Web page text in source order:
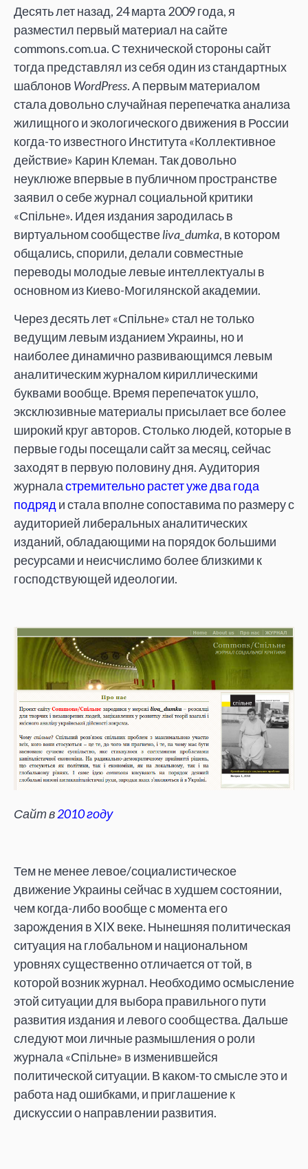
Десять лет назад, 24 марта 2009 года, я
разместил первый материал на сайте
commons.com.ua. С технической стороны сайт
тогда представлял из себя один из стандартных
шаблонов WordPress. А первым материалом
стала довольно случайная перепечатка анализа
жилищного и экологического движения в России
когда-то известного Института «Коллективное
действие» Карин Клеман. Так довольно
неуклюже впервые в публичном пространстве
заявил о себе журнал социальной критики
«Спільне». Идея издания зародилась в
виртуальном сообществеliva_dumka, в котором
общались, спорили, делали совместные
переводы молодые левые интеллектуалы в
основном из Киево-Могилянской академии.
Через десять лет «Спільне» стал не только
ведущим левым изданием Украины, но и
наиболее динамично развивающимся левым
аналитическим журналом кириллическими
буквами вообще. Время перепечаток ушло,
эксклюзивные материалы присылает все более
широкий круг авторов. Столько людей, которые в
первые годы посещали сайт за месяц, сейчас
заходят в первую половину дня. Аудитория
журналастремительно растет уже два года
подряд и стала вполне сопоставима по размеру с
аудиторией либеральных аналитических
изданий, обладающими на порядок большими
ресурсами и неисчислимо более близкими к
господствующей идеологии.
Сайт в2010 году
Тем не менее левое/социалистическое
движение Украины сейчас в худшем состоянии,
чем когда-либо вообще с момента его
зарождения в XIX веке. Нынешняя политическая
ситуация на глобальном и национальном
уровнях существенно отличается от той, в
которой возник журнал. Необходимо осмысление
этой ситуации для выбора правильного пути
развития издания и левого сообщества. Дальше
следуют мои личные размышления о роли
журнала «Спільне» в изменившейся
политической ситуации. В каком-то смысле это и
работа над ошибками, и приглашение к
дискуссии о направлении развития.